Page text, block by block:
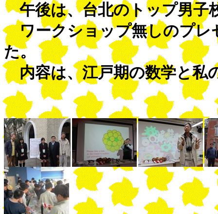
午後は、台北のトップ男子
ワークショップ無しのプレ
た。
内容は、江戸期の数学と私